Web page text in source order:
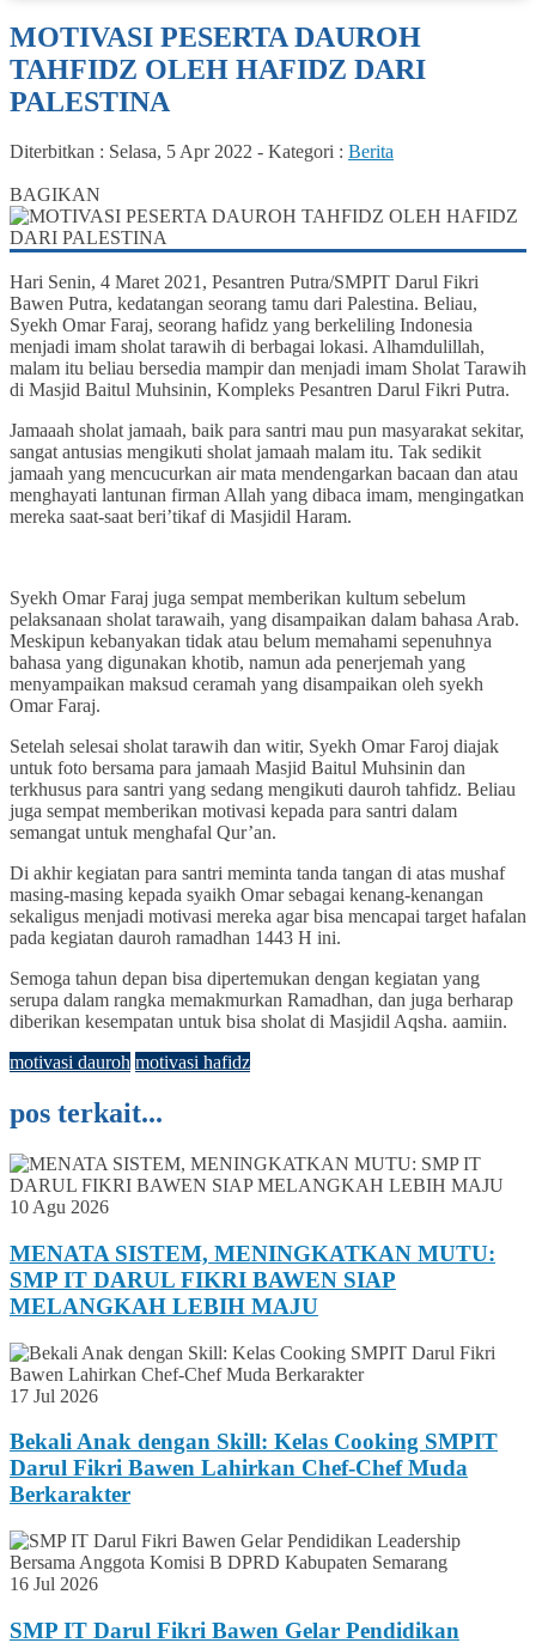
MOTIVASI PESERTA DAUROH
TAHFIDZ OLEH HAFIDZ DARI
PALESTINA
Diterbitkan : Selasa, 5 Apr 2022 - Kategori : Berita
BAGIKAN
Hari Senin, 4 Maret 2021, Pesantren Putra/SMPIT Darul Fikri
Bawen Putra, kedatangan seorang tamu dari Palestina. Beliau,
Syekh Omar Faraj, seorang hafidz yang berkeliling Indonesia
menjadi imam sholat tarawih di berbagai lokasi. Alhamdulillah,
malam itu beliau bersedia mampir dan menjadi imam Sholat Tarawih
di Masjid Baitul Muhsinin, Kompleks Pesantren Darul Fikri Putra.
Jamaaah sholat jamaah, baik para santri mau pun masyarakat sekitar,
sangat antusias mengikuti sholat jamaah malam itu. Tak sedikit
jamaah yang mencucurkan air mata mendengarkan bacaan dan atau
menghayati lantunan firman Allah yang dibaca imam, mengingatkan
mereka saat-saat beri’tikaf di Masjidil Haram.
Syekh Omar Faraj juga sempat memberikan kultum sebelum
pelaksanaan sholat tarawaih, yang disampaikan dalam bahasa Arab.
Meskipun kebanyakan tidak atau belum memahami sepenuhnya
bahasa yang digunakan khotib, namun ada penerjemah yang
menyampaikan maksud ceramah yang disampaikan oleh syekh
Omar Faraj.
Setelah selesai sholat tarawih dan witir, Syekh Omar Faroj diajak
untuk foto bersama para jamaah Masjid Baitul Muhsinin dan
terkhusus para santri yang sedang mengikuti dauroh tahfidz. Beliau
juga sempat memberikan motivasi kepada para santri dalam
semangat untuk menghafal Qur’an.
Di akhir kegiatan para santri meminta tanda tangan di atas mushaf
masing-masing kepada syaikh Omar sebagai kenang-kenangan
sekaligus menjadi motivasi mereka agar bisa mencapai target hafalan
pada kegiatan dauroh ramadhan 1443 H ini.
Semoga tahun depan bisa dipertemukan dengan kegiatan yang
serupa dalam rangka memakmurkan Ramadhan, dan juga berharap
diberikan kesempatan untuk bisa sholat di Masjidil Aqsha. aamiin.
motivasi dauroh motivasi hafidz
pos terkait...
10 Agu 2026
MENATA SISTEM, MENINGKATKAN MUTU:
SMP IT DARUL FIKRI BAWEN SIAP
MELANGKAH LEBIH MAJU
17 Jul 2026
Bekali Anak dengan Skill: Kelas Cooking SMPIT
Darul Fikri Bawen Lahirkan Chef-Chef Muda
Berkarakter
16 Jul 2026
SMP IT Darul Fikri Bawen Gelar Pendidikan